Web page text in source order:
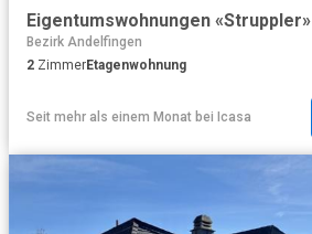
Eigentumswohnungen «Struppler»
Bezirk Andelfingen
2 ZimmerEtagenwohnung
Seit mehr als einem Monat bei Icasa